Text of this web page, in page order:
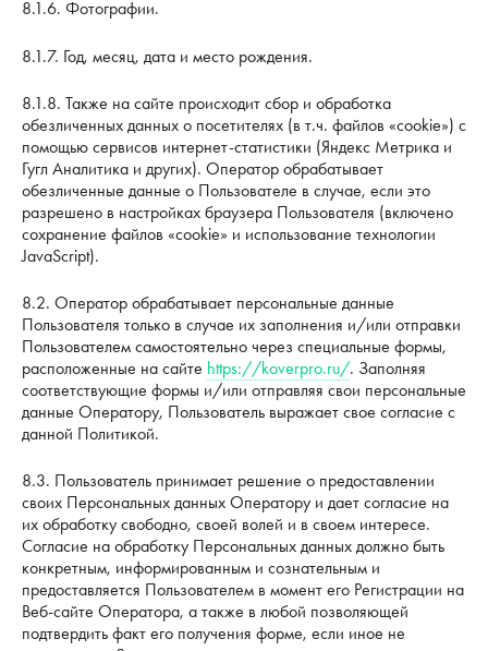
8.1.6. Фотографии.
8.1.7. Год, месяц, дата и место рождения.
8.1.8. Также на сайте происходит сбор и обработка
обезличенных данных о посетителях (в т.ч. файлов «cookie») с
помощью сервисов интернет-статистики (Яндекс Метрика и
Гугл Аналитика и других). Оператор обрабатывает
обезличенные данные о Пользователе в случае, если это
разрешено в настройках браузера Пользователя (включено
сохранение файлов «cookie» и использование технологии
JavaScript).
8.2. Оператор обрабатывает персональные данные
Пользователя только в случае их заполнения и/или отправки
Пользователем самостоятельно через специальные формы,
расположенные на сайте https://koverpro.ru/. Заполняя
соответствующие формы и/или отправляя свои персональные
данные Оператору, Пользователь выражает свое согласие с
данной Политикой.
8.3. Пользователь принимает решение о предоставлении
своих Персональных данных Оператору и дает согласие на
их обработку свободно, своей волей и в своем интересе.
Согласие на обработку Персональных данных должно быть
конкретным, информированным и сознательным и
предоставляется Пользователем в момент его Регистрации на
Веб-сайте Оператора, а также в любой позволяющей
подтвердить факт его получения форме, если иное не